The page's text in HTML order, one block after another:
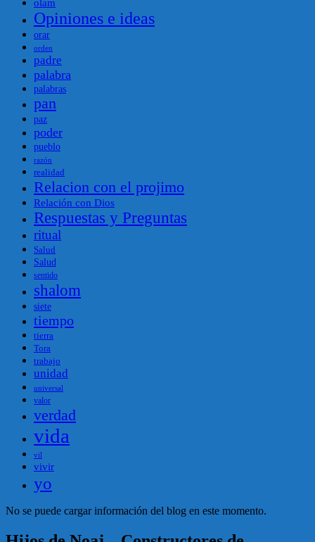
olam
Opiniones e ideas
orar
orden
padre
palabra
palabras
pan
paz
poder
pueblo
razón
realidad
Relacion con el projimo
Relación con Dios
Respuestas y Preguntas
ritual
Salud
Salud
sentido
shalom
siete
tiempo
tierra
Tora
trabajo
unidad
universal
valor
verdad
vida
vil
vivir
yo
No se puede cargar información del blog en este momento.